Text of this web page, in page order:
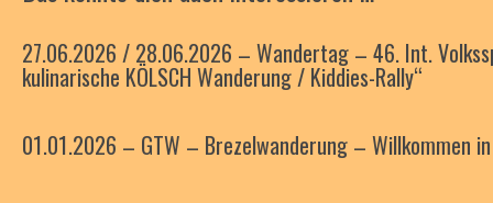
27.06.2026 / 28.06.2026 – Wandertag – 46. Int.
kulinarische KÖLSCH Wanderung / Kiddies-Rally“
01.01.2026 – GTW – Brezelwanderung – Willkommen